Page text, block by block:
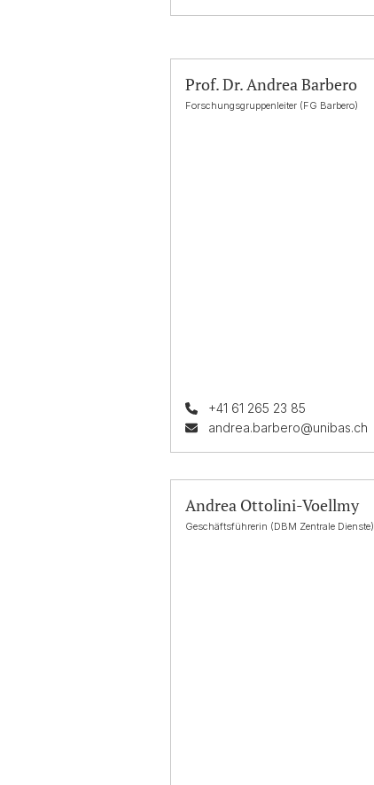
Prof. Dr. Andrea Barbero
Forschungsgruppenleiter (FG Barbero)
+41 61 265 23 85
andrea.barbero@unibas.ch
Andrea Ottolini-Voellmy
Geschäftsführerin (DBM Zentrale Dienste)